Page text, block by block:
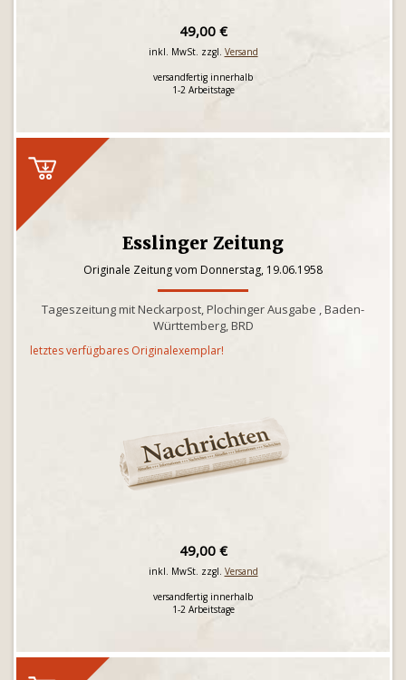
49,00 €
inkl. MwSt. zzgl. Versand
versandfertig innerhalb
1-2 Arbeitstage
Esslinger Zeitung
Originale Zeitung vom Donnerstag, 19.06.1958
Tageszeitung mit Neckarpost, Plochinger Ausgabe , Baden-
Württemberg, BRD
letztes verfügbares Originalexemplar!
49,00 €
inkl. MwSt. zzgl. Versand
versandfertig innerhalb
1-2 Arbeitstage